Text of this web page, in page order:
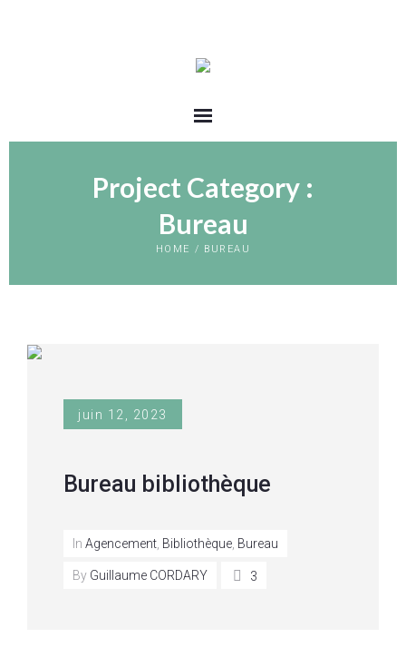
Project Category :
Bureau
HOME / BUREAU
juin 12, 2023
Bureau bibliothèque
In Agencement, Bibliothèque, Bureau
By Guillaume CORDARY 3